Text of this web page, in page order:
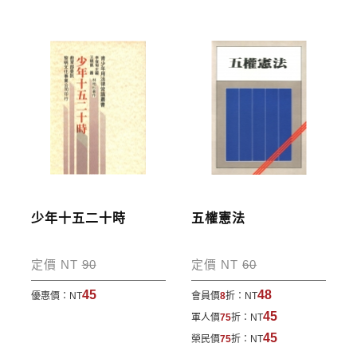
寄送說明:
付款完成後，本公司將於七日內以郵寄方式寄送到您
所指定的地點。
少年十五二十時
定價 NT90
優惠價： NT45
五權憲法
定價 NT60
會員價8折： NT48
軍人價75折： NT45
榮民價75折： NT45